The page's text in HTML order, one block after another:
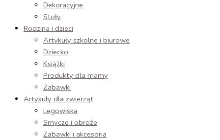
Dekoracyjne
Stoły
Rodzina i dzieci
Artykuły szkolne i biurowe
Dziecko
Książki
Produkty dla mamy
Zabawki
Artykuły dla zwierząt
Legowiska
Smycze i obroże
Zabawki i akcesoria